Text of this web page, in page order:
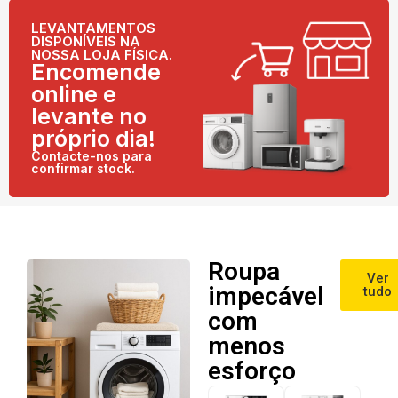
LEVANTAMENTOS
DISPONÍVEIS NA
NOSSA LOJA FÍSICA.
Encomende
online e
levante no
próprio dia!
Contacte-nos para
confirmar stock.
Roupa
impecável
com
menos
esforço
Ver
tudo